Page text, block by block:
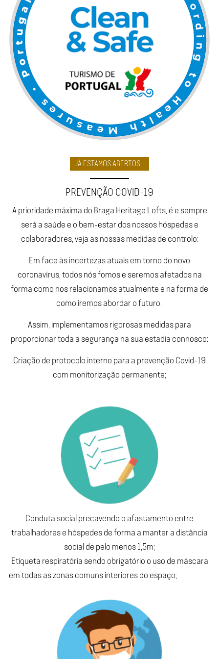
JÁ ESTAMOS ABERTOS...
PREVENÇÃO COVID-19
A prioridade máxima do Braga Heritage Lofts, é e sempre
será a saúde e o bem-estar dos nossos hóspedes e
colaboradores, veja as nossas medidas de controlo:
Em face às incertezas atuais em torno do novo
coronavírus, todos nós fomos e seremos afetados na
forma como nos relacionamos atualmente e na forma de
como iremos abordar o futuro.
Assim, implementamos rigorosas medidas para
proporcionar toda a segurança na sua estadia connosco:
Criação de protocolo interno para a prevenção Covid-19
com monitorização permanente;
Conduta social precavendo o afastamento entre
trabalhadores e hóspedes de forma a manter a distância
social de pelo menos 1,5m;
Etiqueta respiratória sendo obrigatório o uso de máscara
em todas as zonas comuns interiores do espaço;